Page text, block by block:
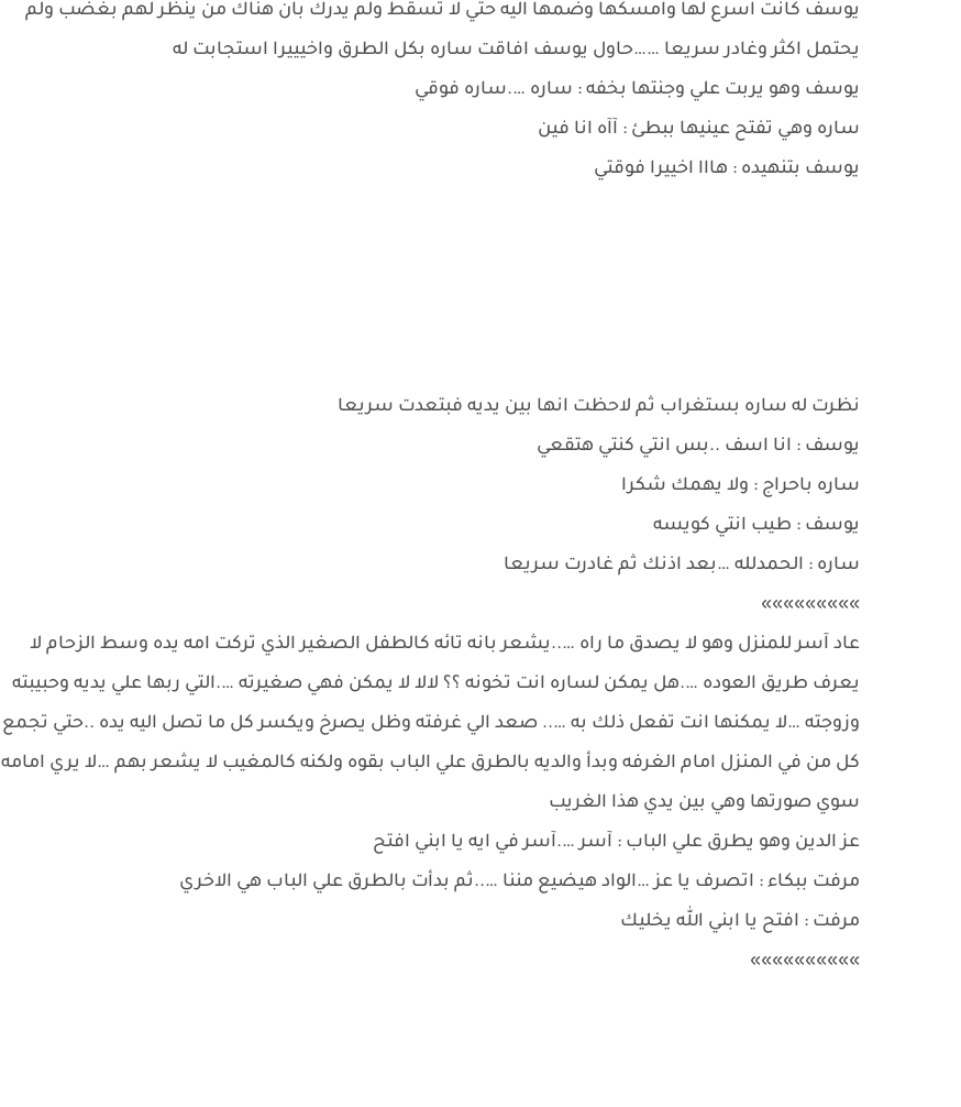
يوسف كانت اسرع لها وامسكها وضمها اليه حتي لا تسقط ولم يدرك بان هناك من ينظر لهم بغضب ولم
يحتمل اكثر وغادر سريعا ……حاول يوسف افاقت ساره بكل الطرق واخيييرا استجابت له
يوسف وهو يربت علي وجنتها بخفه : ساره ….ساره فوقي
ساره وهي تفتح عينيها ببطئ : آآه انا فين
يوسف بتنهيده : هااا اخييرا فوقتي
نظرت له ساره بستغراب ثم لاحظت انها بين يديه فبتعدت سريعا
يوسف : انا اسف ..بس انتي كنتي هتقعي
ساره باحراج : ولا يهمك شكرا
يوسف : طيب انتي كويسه
ساره : الحمدلله …بعد اذنك ثم غادرت سريعا
»»»»»»»»»
عاد آسر للمنزل وهو لا يصدق ما راه …..يشعر بانه تائه كالطفل الصغير الذي تركت امه يده وسط الزحام لا
يعرف طريق العوده ….هل يمكن لساره انت تخونه ؟؟ لالا لا يمكن فهي صغيرته ….التي ربها علي يديه وحبيبته
وزوجته …لا يمكنها انت تفعل ذلك به ….. صعد الي غرفته وظل يصرخ ويكسر كل ما تصل اليه يده ..حتي تجمع
كل من في المنزل امام الغرفه وبدأ والديه بالطرق علي الباب بقوه ولكنه كالمغيب لا يشعر بهم …لا يري امامه
سوي صورتها وهي بين يدي هذا الغريب
عز الدين وهو يطرق علي الباب : آسر ….آسر في ايه يا ابني افتح
مرفت ببكاء : اتصرف يا عز …الواد هيضيع مننا …..ثم بدأت بالطرق علي الباب هي الاخري
مرفت : افتح يا ابني الله يخليك
»»»»»»»»»»